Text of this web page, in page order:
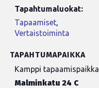
Tapahtumaluokat:
Tapaamiset,
Vertaistoiminta
TAPAHTUMAPAIKKA
Kamppi tapaamispaikka
Malminkatu 24 C